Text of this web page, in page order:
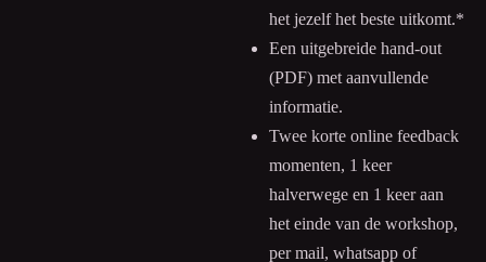
het jezelf het beste uitkomt.*
Een uitgebreide hand-out
(PDF) met aanvullende
informatie.
Twee korte online feedback
momenten, 1 keer
halverwege en 1 keer aan
het einde van de workshop,
per mail, whatsapp of